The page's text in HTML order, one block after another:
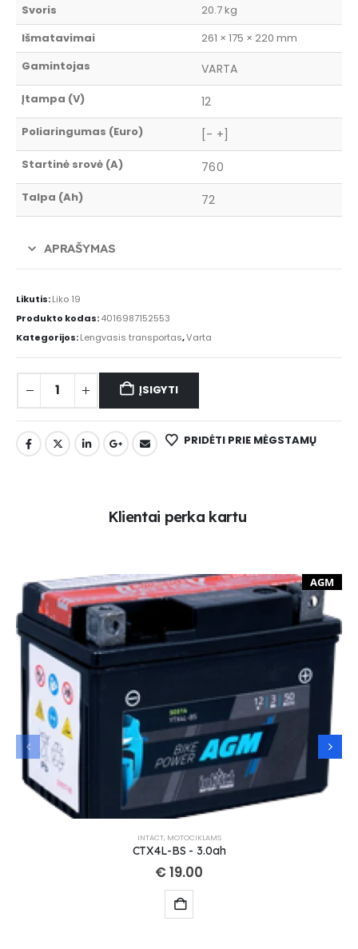
Svoris
20.7 kg
Išmatavimai
261 × 175 × 220 mm
Gamintojas
VARTA
Įtampa (V) 12
Poliaringumas (Euro) [- +]
Startinė srovė (A) 760
Talpa (Ah) 72
APRAŠYMAS
Likutis:Liko 19
Produkto kodas:4016987152553
Kategorijos:Lengvasis transportas,Varta
ĮSIGYTI
PRIDĖTI PRIE MĖGSTAMŲ
Klientai perka kartu
AGM
INTACT, MOTOCIKLAMS
CTX4L-BS - 3.0ah
€ 19.00